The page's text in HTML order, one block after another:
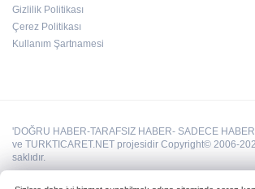
Gizlilik Politikası
Çerez Politikası
Kullanım Şartnamesi
'DOĞRU HABER-TARAFSIZ HABER- SADECE
ve TURKTICARET.NET projesidir Copyright© 2006-
saklıdır.